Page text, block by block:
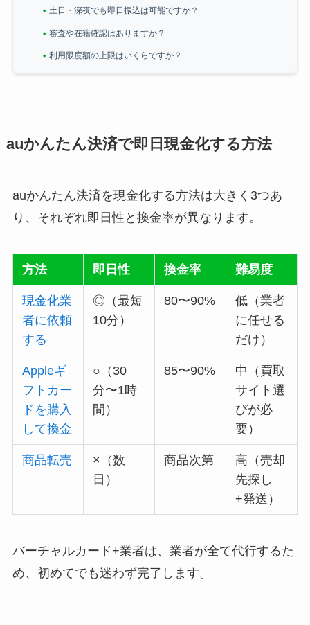
土日・深夜でも即日振込は可能ですか？
審査や在籍確認はありますか？
利用限度額の上限はいくらですか？
auかんたん決済で即日現金化する方法
auかんたん決済を現金化する方法は大きく3つあ
り、それぞれ即日性と換金率が異なります。
方法 即日性 換金率 難易度
現金化業
者に依頼
する
◎（最短
10分）
80〜90%
低（業者
に任せる
だけ）
Appleギ
フトカー
ドを購入
して換金
○（30
分〜1時
間）
85〜90%
中（買取
サイト選
びが必
要）
商品転売
×（数
日）
商品次第
高（売却
先探し
+発送）
バーチャルカード+業者は、業者が全て代行するた
め、初めてでも迷わず完了します。